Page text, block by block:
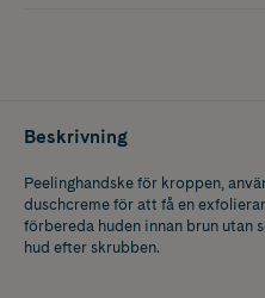
Beskrivning
Peelinghandske för kroppen,
duschcreme för att få en
förbereda huden innan brun utan
hud efter skrubben.